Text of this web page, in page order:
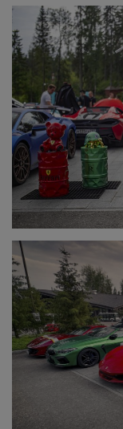
Здоровье
Наука и открытия